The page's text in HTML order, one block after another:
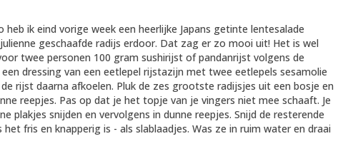
ik eind vorige week een heerlijke Japans getinte lentesalade
geschaafde radijs erdoor. Dat zag er zo mooi uit! Het is wel
twee personen 100 gram sushirijst of pandanrijst volgens de
dressing van een eetlepel rijstazijn met twee eetlepels sesamolie
rijst daarna afkoelen. Pluk de zes grootste radijsjes uit een bosje en
reepjes. Pas op dat je het topje van je vingers niet mee schaaft. Je
plakjes snijden en vervolgens in dunne reepjes. Snijd de resterende
fris en knapperig is - als slablaadjes. Was ze in ruim water en draai